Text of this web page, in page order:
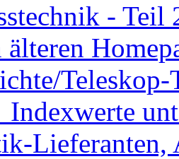
- Teil
älteren
Lieferanten,